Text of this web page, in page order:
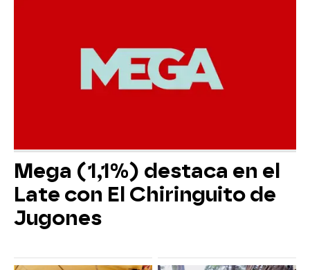
Mega (1,1%) destaca en el
Late con El Chiringuito de
Jugones